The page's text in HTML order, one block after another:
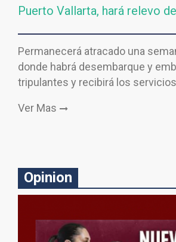
Puerto Vallarta, hará relevo
Permanecerá atracado una
donde habrá desembarque y
tripulantes y recibirá los
Ver Mas
Opinion